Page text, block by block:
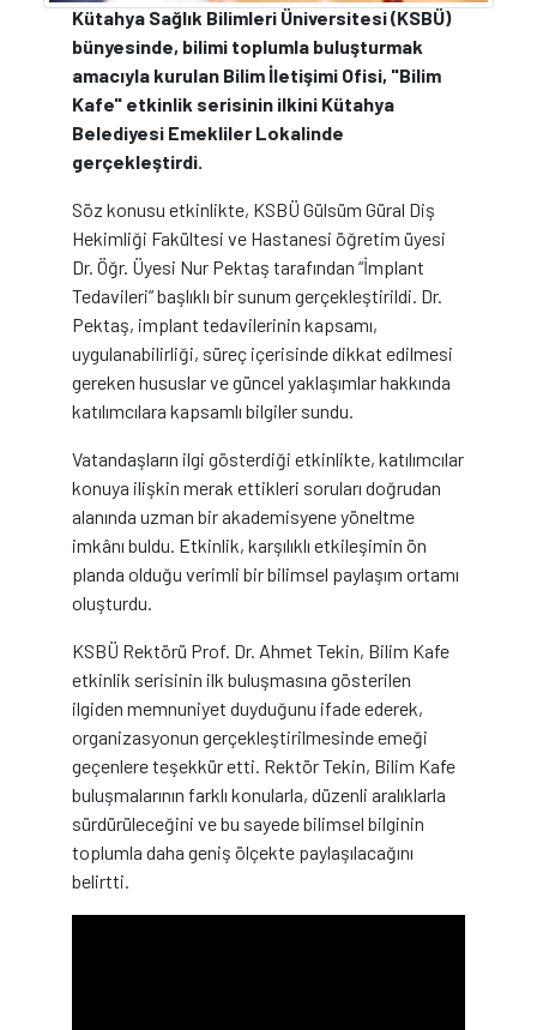
Kütahya Sağlık Bilimleri Üniversitesi (KSBÜ)
bünyesinde, bilimi toplumla buluşturmak
amacıyla kurulan Bilim İletişimi Ofisi, "Bilim
Kafe" etkinlik serisinin ilkini Kütahya
Belediyesi Emekliler Lokalinde
gerçekleştirdi.
Söz konusu etkinlikte, KSBÜ Gülsüm Güral Diş
Hekimliği Fakültesi ve Hastanesi öğretim üyesi
Dr. Öğr. Üyesi Nur Pektaş tarafından “İmplant
Tedavileri” başlıklı bir sunum gerçekleştirildi. Dr.
Pektaş, implant tedavilerinin kapsamı,
uygulanabilirliği, süreç içerisinde dikkat edilmesi
gereken hususlar ve güncel yaklaşımlar hakkında
katılımcılara kapsamlı bilgiler sundu.
Vatandaşların ilgi gösterdiği etkinlikte, katılımcılar
konuya ilişkin merak ettikleri soruları doğrudan
alanında uzman bir akademisyene yöneltme
imkânı buldu. Etkinlik, karşılıklı etkileşimin ön
planda olduğu verimli bir bilimsel paylaşım ortamı
oluşturdu.
KSBÜ Rektörü Prof. Dr. Ahmet Tekin, Bilim Kafe
etkinlik serisinin ilk buluşmasına gösterilen
ilgiden memnuniyet duyduğunu ifade ederek,
organizasyonun gerçekleştirilmesinde emeği
geçenlere teşekkür etti. Rektör Tekin, Bilim Kafe
buluşmalarının farklı konularla, düzenli aralıklarla
sürdürüleceğini ve bu sayede bilimsel bilginin
toplumla daha geniş ölçekte paylaşılacağını
belirtti.